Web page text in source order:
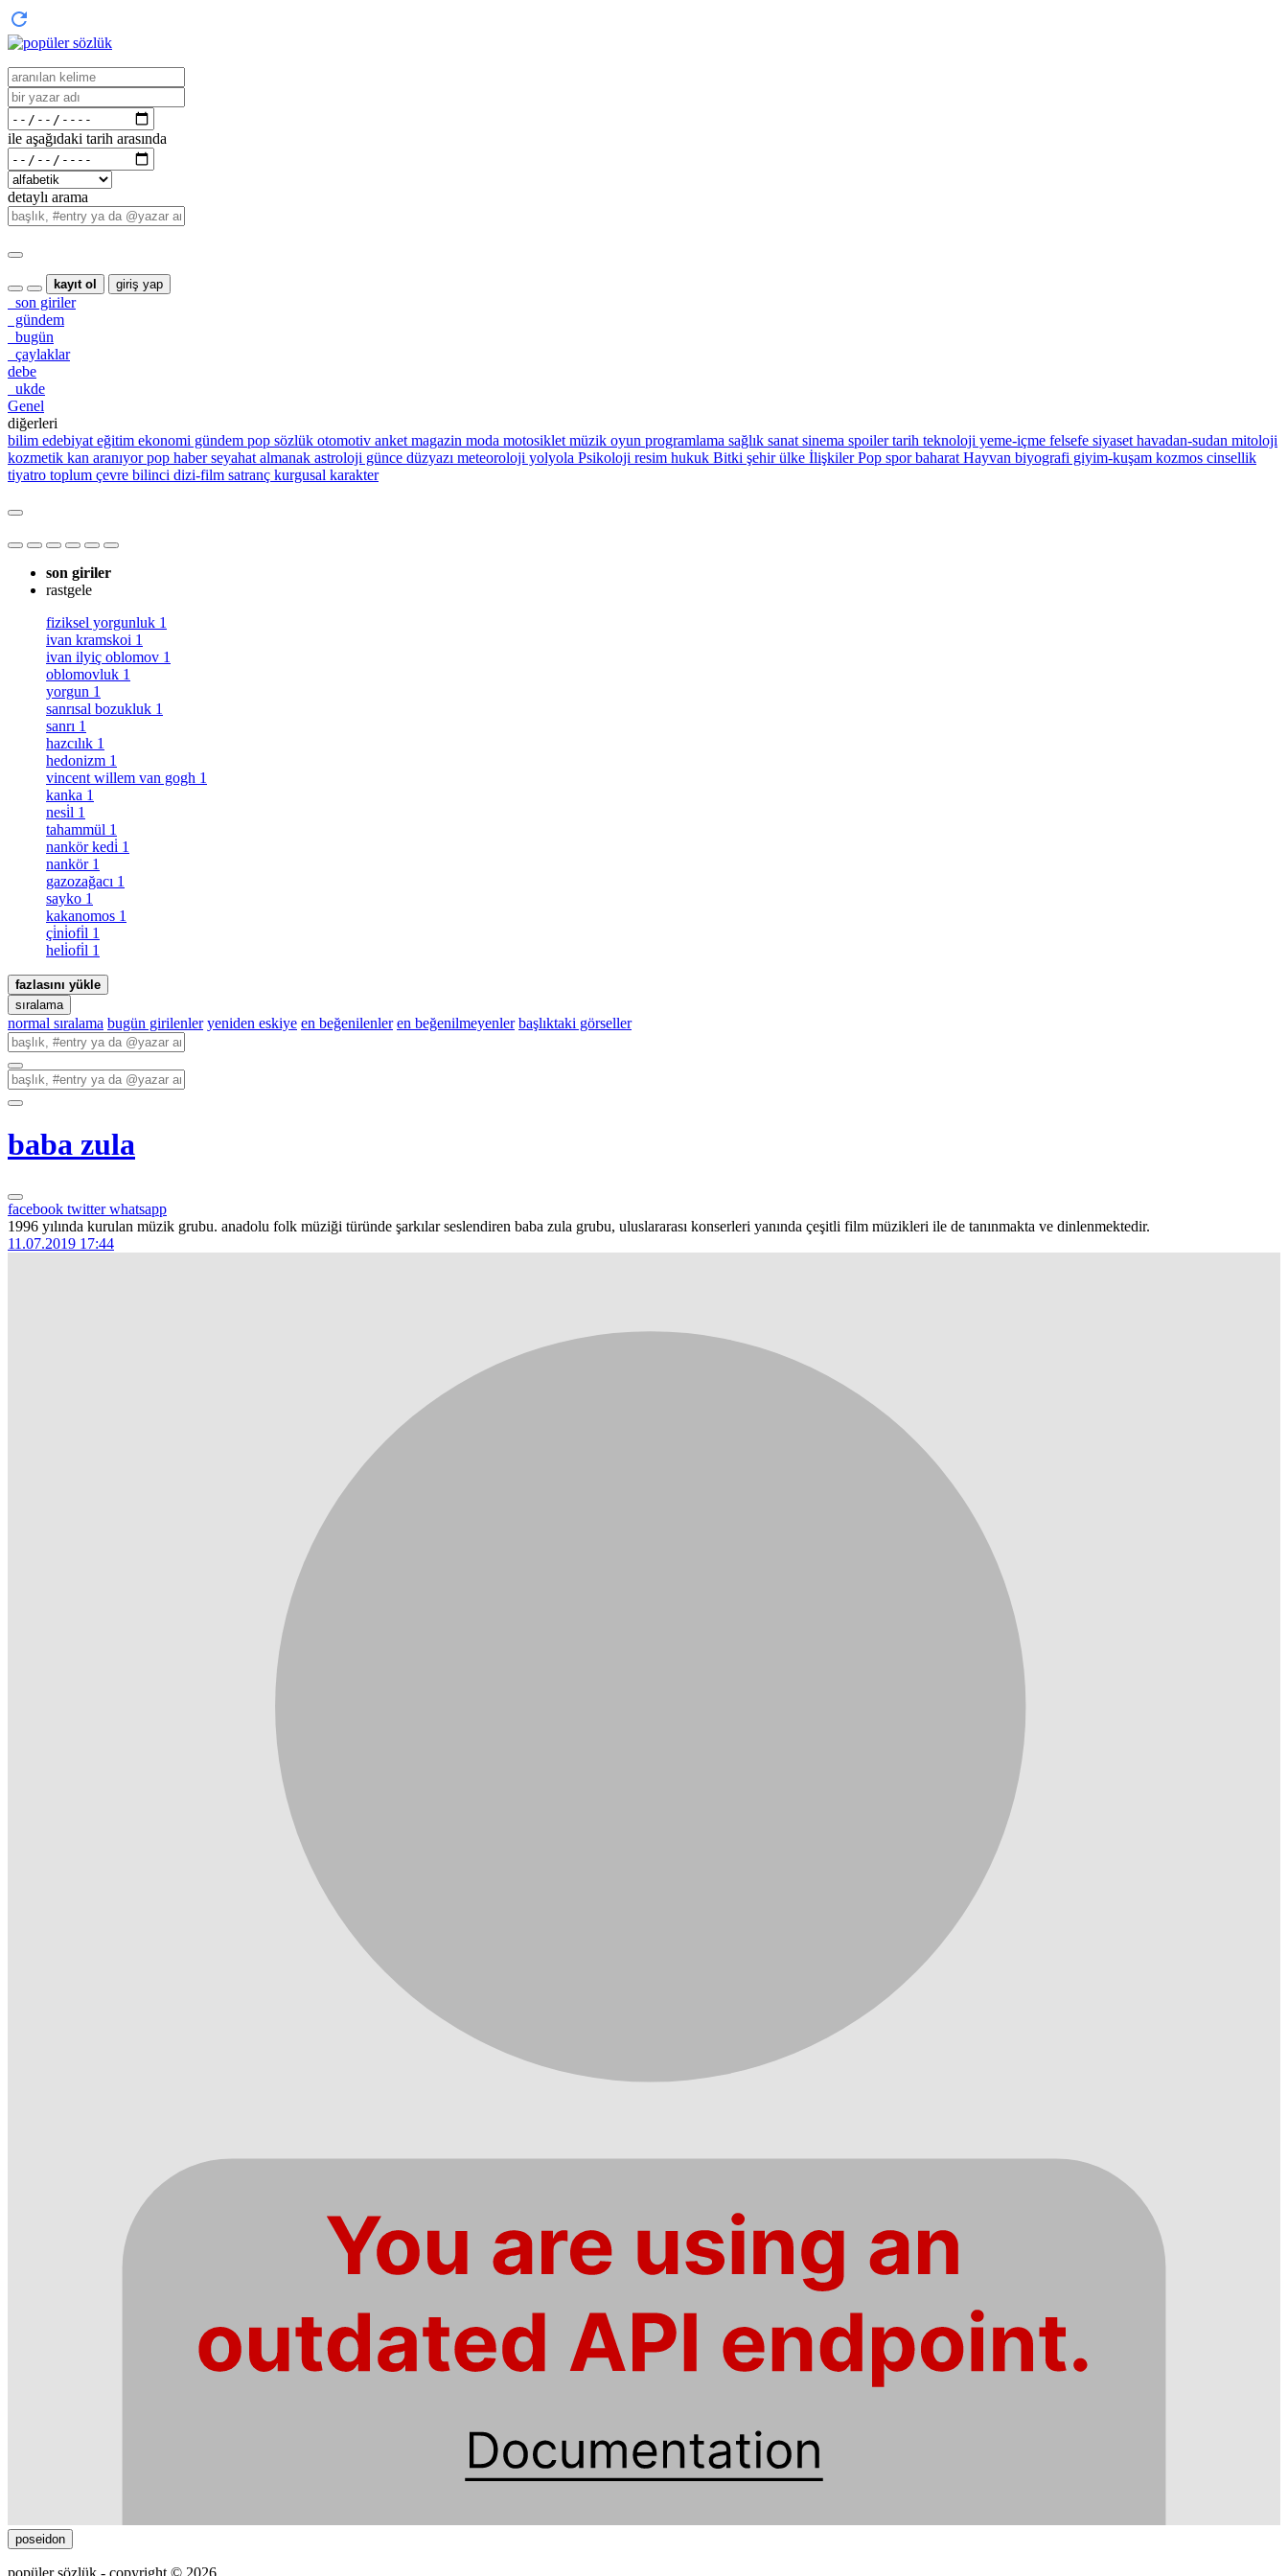
ile aşağıdaki tarih arasında
detaylı arama
kayıt ol giriş yap
son giriler
gündem
bugün
çaylaklar
debe
ukde
Genel
diğerleri
bilim edebiyat eğitim ekonomi gündem pop sözlük otomotiv anket magazin moda motosiklet müzik oyun programlama sağlık sanat sinema spoilertarih teknoloji yeme-içme felsefe siyaset havadan-sudan mitoloji
kozmetik kan aranıyorpop haberseyahat almanak astroloji günce düzyazı meteoroloji yolyola Psikoloji resim hukuk Bitki şehirülke İlişkilerPop sporbaharat Hayvan biyografi giyim-kuşam kozmos cinsellik
tiyatro toplum çevre bilinci dizi-film satranç kurgusal karakter
son giriler
rastgele
fiziksel yorgunluk 1
ivan kramskoi 1
ivan ilyiç oblomov 1
oblomovluk 1
yorgun 1
sanrısal bozukluk 1
sanrı 1
hazcılık 1
hedonizm 1
vincent willem van gogh 1
kanka 1
nesi̇l 1
tahammül 1
nankör kedi̇ 1
nankör 1
gazozağacı 1
sayko 1
kakanomos 1
çi̇ni̇ofi̇l 1
heli̇ofi̇l 1
fazlasını yükle
sıralama
normal sıralama bugün girilenler yeniden eskiye en beğenilenler en beğenilmeyenler başlıktaki görseller
baba zula
facebook twitterwhatsapp
1996 yılında kurulan müzik grubu. anadolu folk müziği türünde şarkılar seslendiren baba zula grubu, uluslararası konserleri yanında çeşitli film müzikleri ile de tanınmakta ve dinlenmektedir.
11.07.2019 17:44
poseidon
popüler sözlük - copyright © 2026